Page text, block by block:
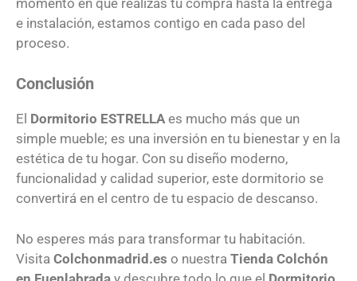
e instalación, estamos contigo en cada paso del
proceso.
Conclusión
El Dormitorio ESTRELLAes mucho más que un
simple mueble; es una inversión en tu bienestar y en la
estética de tu hogar. Con su diseño moderno,
funcionalidad y calidad superior, este dormitorio se
convertirá en el centro de tu espacio de descanso.
No esperes más para transformar tu habitación.
Visita Colchonmadrid.es o nuestra Tienda Colchón